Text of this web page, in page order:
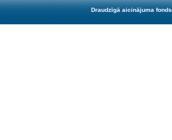
Draudzīgā aicinājuma fonds